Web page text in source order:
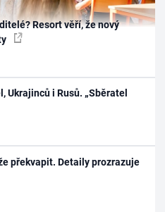
Resort věří, že nový
Ukrajinců i Rusů. „Sběratel
překvapit. Detaily prozrazuje